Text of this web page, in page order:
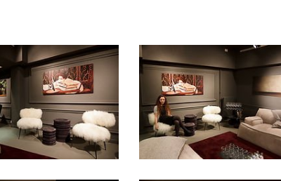
essence
3